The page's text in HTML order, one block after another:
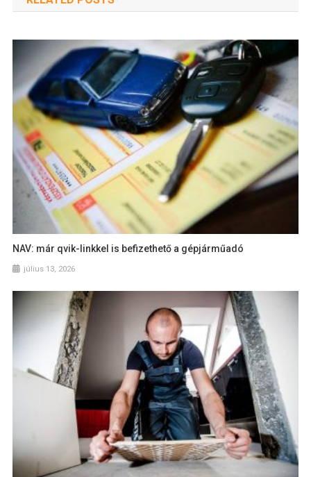
NAV: már qvik-linkkel is befizethető a gépjárműadó
július 13, 2026